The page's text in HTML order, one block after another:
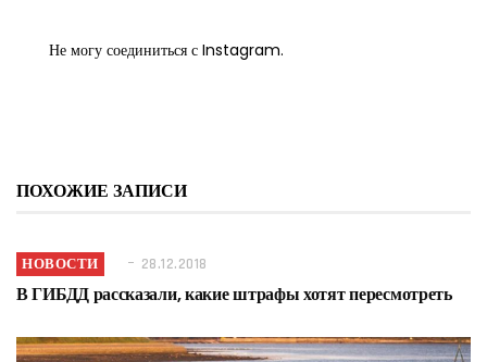
Не могу соединиться с Instagram.
ПОХОЖИЕ ЗАПИСИ
НОВОСТИ 28.12.2018
В ГИБДД рассказали, какие штрафы хотят пересмотреть